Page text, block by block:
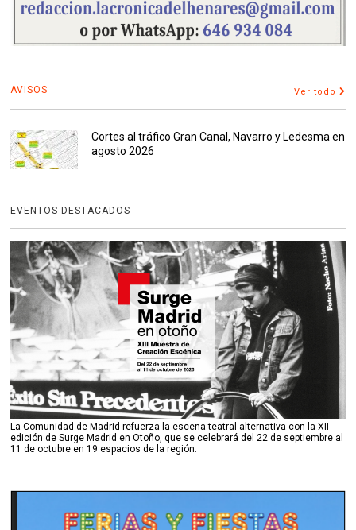
AVISOS Ver todo
Cortes al tráfico Gran Canal, Navarro y Ledesma en
agosto 2026
EVENTOS DESTACADOS
La Comunidad de Madrid refuerza la escena teatral alternativa con la XII
edición de Surge Madrid en Otoño, que se celebrará del 22 de septiembre al
11 de octubre en 19 espacios de la región.